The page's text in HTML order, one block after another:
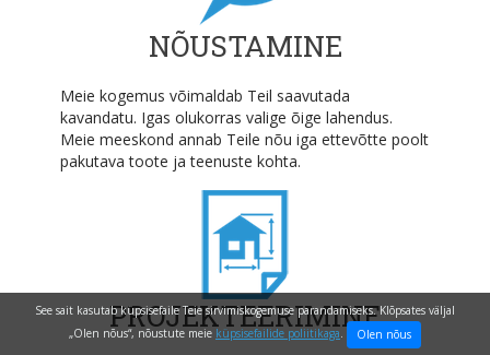
NÕUSTAMINE
Meie kogemus võimaldab Teil saavutada
kavandatu. Igas olukorras valige õige lahendus.
Meie meeskond annab Teile nõu iga ettevõtte poolt
pakutava toote ja teenuste kohta.
PROJEKTEERIMINE
See sait kasutab küpsisefaile Teie sirvimiskogemuse parandamiseks. Klõpsates väljal
„Olen nõus“, nõustute meie küpsisefailide poliitikaga. Olen nõus